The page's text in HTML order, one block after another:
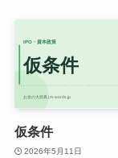
仮条件
2026年5月11日